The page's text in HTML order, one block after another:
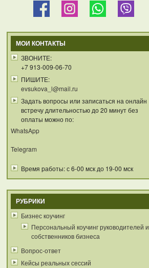
МОИ КОНТАКТЫ
ЗВОНИТЕ:
+7 913-009-06-70
ПИШИТЕ:
evsukova_l@mail.ru
Задать вопросы или записаться на онлайн
встречу длительностью до 20 минут без
оплаты можно по:
WhatsApp
Telegram
Время работы: с 6-00 мск до 19-00 мск
РУБРИКИ
Бизнес коучинг
Персональный коучинг руководителей и
собственников бизнеса
Вопрос-ответ
Кейсы реальных сессий